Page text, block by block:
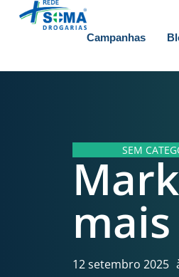
Campanhas
SEM
12 setembro 2025